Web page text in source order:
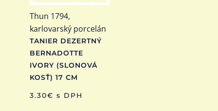
Thun 1794,
karlovarský porcelán
TANIER DEZERTNÝ
BERNADOTTE
IVORY (SLONOVÁ
KOSŤ) 17 CM
3.30€ s DPH